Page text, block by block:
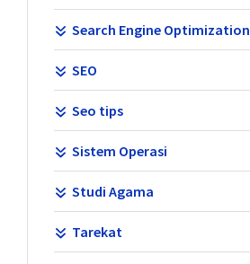
Search Engine Optimization
SEO
Seo tips
Sistem Operasi
Studi Agama
Tarekat